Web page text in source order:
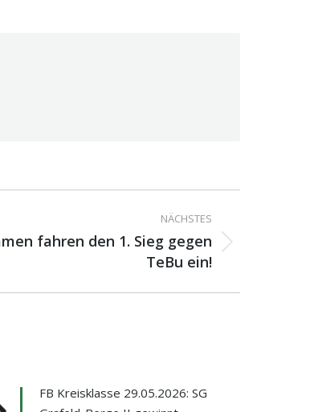
NÄCHSTES
fahren den 1. Sieg gegen
TeBu ein!
FB Kreisklasse 29.05.2026: SG